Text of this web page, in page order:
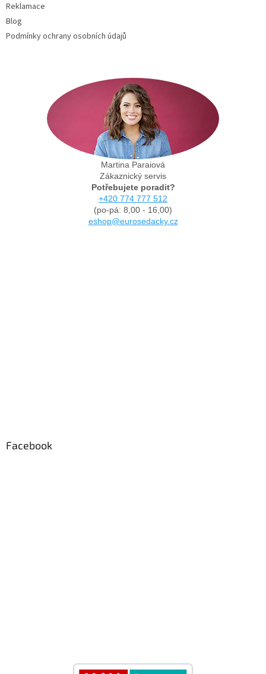
Reklamace
Blog
Podmínky ochrany osobních údajů
Martina Paraiová
Zákaznický servis
Potřebujete poradit?
+420 774 777 512
(po-pá: 8,00 - 16,00)
eshop@eurosedacky.cz
Facebook